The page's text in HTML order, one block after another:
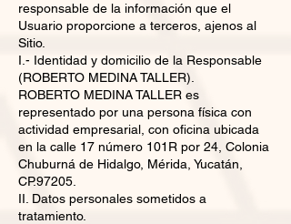
responsable de la información que el
Usuario proporcione a terceros, ajenos al
Sitio.
I.- Identidad y domicilio de la Responsable
(ROBERTO MEDINA TALLER).
ROBERTO MEDINA TALLER es
representado por una persona física con
actividad empresarial, con oficina ubicada
en la calle 17 número 101R por 24, Colonia
Chuburná de Hidalgo, Mérida, Yucatán,
CP.97205.
II. Datos personales sometidos a
tratamiento.